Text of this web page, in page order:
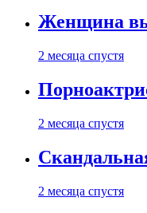
Женщина
2 месяца спустя
2 месяца спустя
2 месяца спустя